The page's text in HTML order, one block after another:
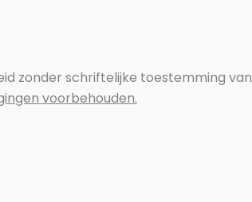
zonder schriftelijke toestemming
voorbehouden.